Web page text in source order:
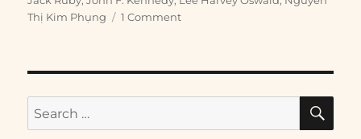
Thị Kim Phụng
1 Comment
Search
for: